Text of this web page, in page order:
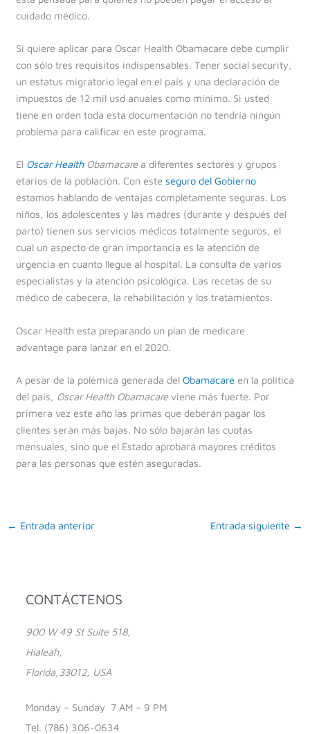
cuidado médico.
Si quiere aplicar para Oscar Health Obamacare debe cumplir
con sólo tres requisitos indispensables. Tener social security,
un estatus migratorio legal en el país y una declaración de
impuestos de 12 mil usd anuales como mínimo. Si usted
tiene en orden toda esta documentación no tendría ningún
problema para calificar en este programa.
El Oscar HealthObamacarea diferentes sectores y grupos
etarios de la población. Con este seguro del Gobierno
estamos hablando de ventajas completamente seguras. Los
niños, los adolescentes y las madres (durante y después del
parto) tienen sus servicios médicos totalmente seguros, el
cual un aspecto de gran importancia es la atención de
urgencia en cuanto llegue al hospital. La consulta de varios
especialistas y la atención psicológica. Las recetas de su
médico de cabecera, la rehabilitación y los tratamientos.
Oscar Health esta preparando un plan de medicare
advantage para lanzar en el 2020.
A pesar de la polémica generada del Obamacare en la política
del país, Oscar Health Obamacareviene más fuerte. Por
primera vez este año las primas que deberán pagar los
clientes serán más bajas. No sólo bajarán las cuotas
mensuales, sino que el Estado aprobará mayores créditos
para las personas que estén aseguradas.
← Entrada anterior Entrada siguiente →
CONTÁCTENOS
900 W 49 St Suite 518,
Hialeah,
Florida,33012, USA
Monday – Sunday 7 AM – 9 PM
Tel. (786) 306-0634